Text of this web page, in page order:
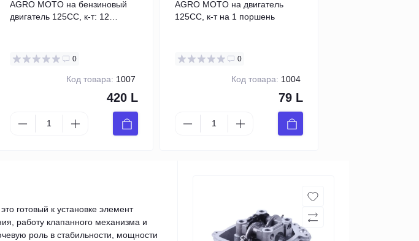
AGRO MOTO на бензиновый
двигатель 125CC, к-т: 12
0
Код товара: 1007
420 L
AGRO MOTO на двигатель
125CC, к-т на 1 поршень
0
Код товара: 1004
79 L
готовый к установке элемент
работу клапанного механизма и
роль в стабильности, мощности